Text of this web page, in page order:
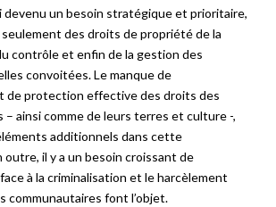
un besoin stratégique et prioritaire,
seulement des droits de propriété de la
contrôle et enfin de la gestion des
convoitées. Le manque de
de protection effective des droits des
– ainsi comme de leurs terres et culture -,
additionnels dans cette
outre, il y a un besoin croissant de
à la criminalisation et le harcèlement
communautaires font l’objet.